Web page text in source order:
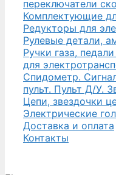
переключатели
Комплектующие
Редукторы для
Рулевые детали,
Ручки газа,
для
Спидометр.
пульт. Пульт Д/У.
Цепи, звездочки
Электрические
Доставка и оплата
Контакты